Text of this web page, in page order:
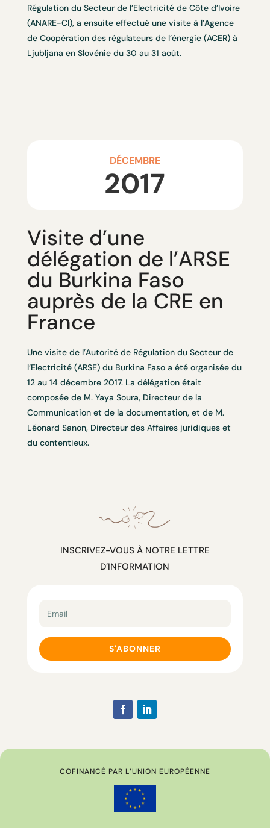
Régulation du Secteur de l’Electricité de Côte d’Ivoire
(ANARE-CI), a ensuite effectué une visite à l’Agence
de Coopération des régulateurs de l’énergie (ACER) à
Ljubljana en Slovénie du 30 au 31 août.
DÉCEMBRE
2017
Visite d’une
délégation de l’ARSE
du Burkina Faso
auprès de la CRE en
France
Une visite de l’Autorité de Régulation du Secteur de
l’Electricité (ARSE) du Burkina Faso a été organisée du
12 au 14 décembre 2017. La délégation était
composée de M. Yaya Soura, Directeur de la
Communication et de la documentation, et de M.
Léonard Sanon, Directeur des Affaires juridiques et
du contentieux.
INSCRIVEZ-VOUS À NOTRE LETTRE
D’INFORMATION
S'ABONNER
COFINANCÉ PAR L’UNION EUROPÉENNE